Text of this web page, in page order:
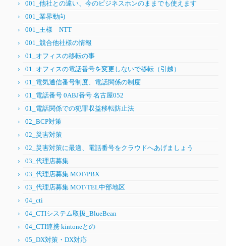
001_他社との違い、今のビジネスホンのままでも使えます
001_業界動向
001_王様 NTT
001_競合他社様の情報
01_オフィスの移転の事
01_オフィスの電話番号を変更しないで移転（引越）
01_電気通信番号制度、電話関係の制度
01_電話番号 0ABJ番号 名古屋052
01_電話関係での犯罪収益移転防止法
02_BCP対策
02_災害対策
02_災害対策に最適、電話番号をクラウドへあげましょう
03_代理店募集
03_代理店募集 MOT/PBX
03_代理店募集 MOT/TEL中部地区
04_cti
04_CTIシステム取扱_BlueBean
04_CTI連携 kintoneとの
05_DX対策・DX対応